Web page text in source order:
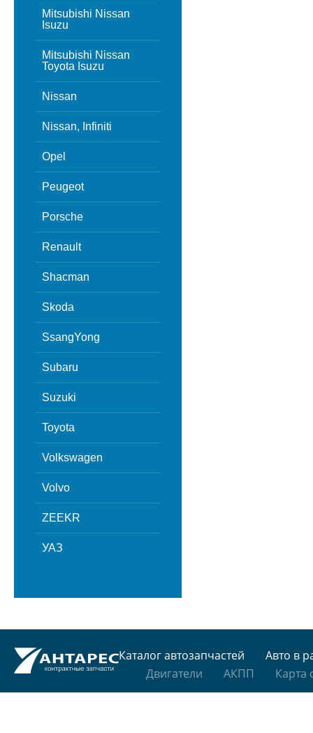
Mitsubishi Nissan
Isuzu
Mitsubishi Nissan
Toyota Isuzu
Nissan
Nissan, Infiniti
Opel
Peugeot
Porsche
Renault
Shacman
Skoda
SsangYong
Subaru
Suzuki
Toyota
Volkswagen
Volvo
ZEEKR
УАЗ
Каталог автозапчастей
Авто в
Двигатели
АКПП Карта